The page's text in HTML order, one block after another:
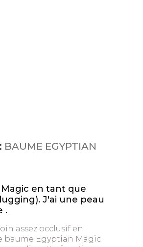
BAUME EGYPTIAN
en tant que
J'ai une peau
.
assez occlusif en
baume Egyptian Magic